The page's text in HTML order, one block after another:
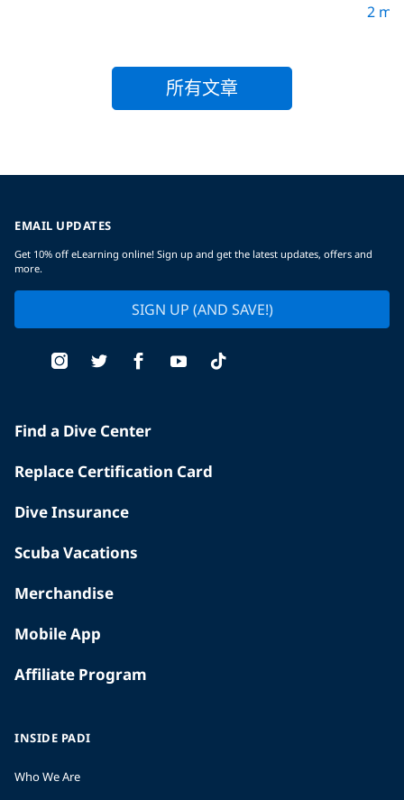
2
所有文章
EMAIL UPDATES
Get 10% off eLearning online! Sign up and get the latest updates, offers and
more.
SIGN UP (AND SAVE!)
Find a Dive Center
Replace Certification Card
Dive Insurance
Scuba Vacations
Merchandise
Mobile App
Affiliate Program
INSIDE PADI
Who We Are